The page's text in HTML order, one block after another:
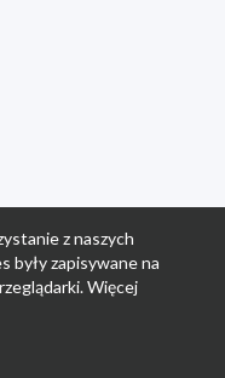
z naszych
były zapisywane na
Więcej